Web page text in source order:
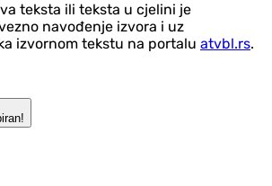
teksta ili teksta u cjelini je
navođenje izvora i uz
izvornom tekstu na portalu atvbl.rs.